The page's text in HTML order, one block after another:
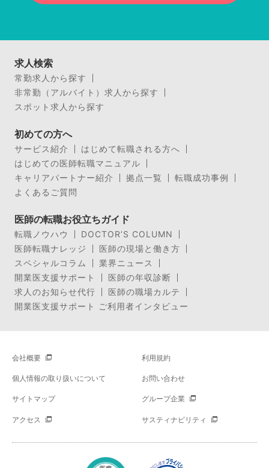
求人検索
常勤求人から探す
非常勤（アルバイト）求人から探す
スポット求人から探す
初めての方へ
サービス紹介
はじめて転職される方へ
はじめての医師転職マニュアル
キャリアパートナー紹介
拠点一覧
転職成功事例
よくあるご質問
医師の転職お役立ちガイド
転職ノウハウ
DOCTOR’S COLUMN
医師転職ナレッジ
医師の現場と働き方
スペシャルコラム
業界ニュース
開業医支援サポート
医師の年収診断
求人のお知らせ代行
医師の職場カルテ
開業医支援サポート ご利用者インタビュー
会社概要 利用規約
個人情報の取り扱いについて お問い合わせ
サイトマップ グループ企業
アクセス サスティナビリティ